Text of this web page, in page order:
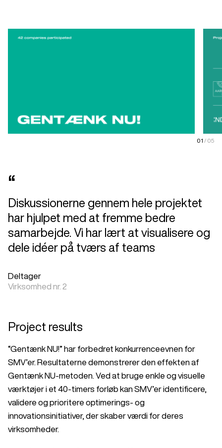
01 / 05
“
Diskussionerne gennem hele projektet
har hjulpet med at fremme bedre
samarbejde. Vi har lært at visualisere og
dele idéer på tværs af teams
Deltager
Virksomhed nr. 2
Project results
“Gentænk NU!” har forbedret konkurrenceevnen for
SMV’er. Resultaterne demonstrerer den effekten af
Gentænk NU-metoden. Ved at bruge enkle og visuelle
værktøjer i et 40-timers forløb kan SMV’er identificere,
validere og prioritere optimerings- og
innovationsinitiativer, der skaber værdi for deres
virksomheder.